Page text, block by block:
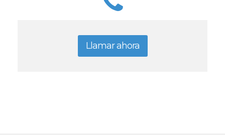
Llamar ahora